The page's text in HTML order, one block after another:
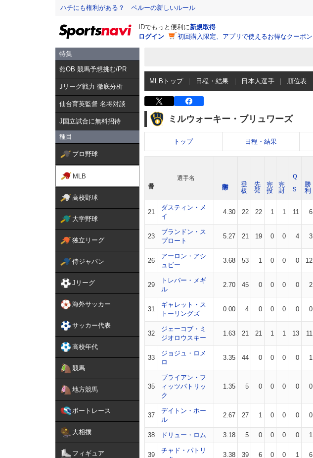
ハチにも権利がある？ ペルーの新しいルール
IDでもっと便利に新規取得
ログイン
初回購入限定、アプリで使えるお得なクーポン
特集
燕OB 競馬予想挑む/PR
Jリーグ戦力 徹底分析
仙台育英監督 名将対談
J国立試合に無料招待
種目
プロ野球
MLB
高校野球
大学野球
独立リーグ
侍ジャパン
Jリーグ
海外サッカー
サッカー代表
高校年代
競馬
地方競馬
ボートレース
大相撲
フィギュア
MLBトップ 日程・結果 日本人選手 順位表
ミルウォーキー・ブリュワーズ
トップ 日程・結果
選手名 Ｑ Ｓ
21
ダスティン・メ
イ
4.30 22 22 1 1 11 6
23
ブランドン・ス
プロート
5.27 21 19 0 0 4 3
26
アーロン・アシ
ュビー
3.68 53 1 0 0 0 12
29
トレバー・メギ
ル
2.70 45 0 0 0 0 2
31
ギャレット・ス
トーリングズ
0.00 4 0 0 0 0 0
32
ジェーコブ・ミ
ジオロウスキー
1.63 21 21 1 1 13 11
33
ジョジュ・ロメ
ロ
3.35 44 0 0 0 0 1
35
ブライアン・フ
ィッツパトリッ
ク
1.35 5 0 0 0 0 0
37
デイトン・ホー
ル
2.67 27 1 0 0 0 0
38 ドリュー・ロム 3.18 5 0 0 0 0 1
39
チャド・パトリ
3.38 39 6 0 0 1 6